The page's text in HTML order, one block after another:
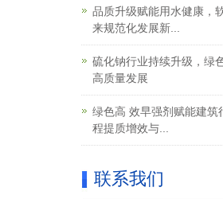
品质升级赋能用水健康，
来规范化发展新...
硫化钠行业持续升级，绿
高质量发展
绿色高 效早强剂赋能建筑
程提质增效与...
联系我们